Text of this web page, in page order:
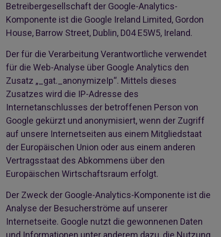
Betreibergesellschaft der Google-Analytics-
Komponente ist die Google Ireland Limited, Gordon
House, Barrow Street, Dublin, D04 E5W5, Ireland.
Der für die Verarbeitung Verantwortliche verwendet
für die Web-Analyse über Google Analytics den
Zusatz „_gat._anonymizeIp“. Mittels dieses
Zusatzes wird die IP-Adresse des
Internetanschlusses der betroffenen Person von
Google gekürzt und anonymisiert, wenn der Zugriff
auf unsere Internetseiten aus einem Mitgliedstaat
der Europäischen Union oder aus einem anderen
Vertragsstaat des Abkommens über den
Europäischen Wirtschaftsraum erfolgt.
Der Zweck der Google-Analytics-Komponente ist die
Analyse der Besucherströme auf unserer
Internetseite. Google nutzt die gewonnenen Daten
und Informationen unter anderem dazu, die Nutzung